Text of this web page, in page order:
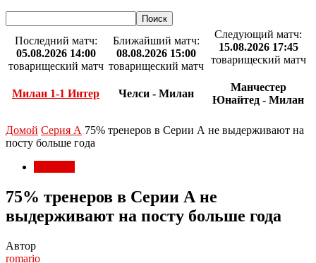
Последний матч:
05.08.2026 14:00
товарищеский матч
Милан 1-1 Интер
Ближайший матч:
08.08.2026 15:00
товарищеский матч
Челси - Милан
Следующий матч:
15.08.2026 17:45
товарищеский матч
Манчестер
Юнайтед - Милан
Домой Серия А 75% тренеров в Серии А не выдерживают на
посту больше года
75% тренеров в Серии А не
выдерживают на посту больше года
Автор
romario